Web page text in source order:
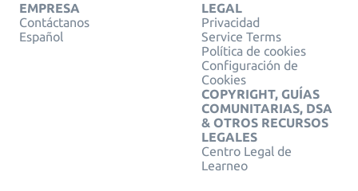
EMPRESA
Contáctanos
Español
LEGAL
Privacidad
Service Terms
Política de cookies
Configuración de
Cookies
COPYRIGHT, GUÍAS
COMUNITARIAS, DSA
& OTROS RECURSOS
LEGALES
Centro Legal de
Learneo